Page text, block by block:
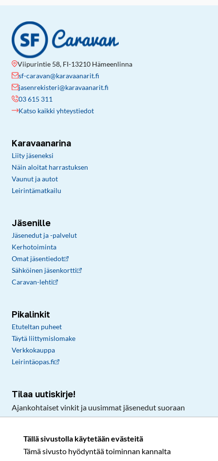
Tällä sivustolla käytetään evästeitä
Tämä sivusto hyödyntää toiminnan kannalta
Viipurintie 58, FI-13210 Hämeenlinna
sf-caravan@karavaanarit.fi
jasenrekisteri@karavaanarit.fi
03 615 311
Katso kaikki yhteystiedot
Karavaanarina
Liity jäseneksi
Näin aloitat harrastuksen
Vaunut ja autot
Leirintämatkailu
Jäsenille
Jäsenedut ja -palvelut
Kerhotoiminta
Omat jäsentiedot
Sähköinen jäsenkortti
Caravan-lehti
Pikalinkit
Etuteltan puheet
Täytä liittymislomake
Verkkokauppa
Leirintäopas.fi
Tilaa uutiskirje!
Ajankohtaiset vinkit ja uusimmat jäsenedut suoraan